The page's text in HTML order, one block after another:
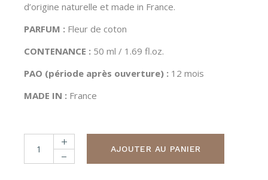
d’origine naturelle et made in France.
PARFUM : Fleur de coton
CONTENANCE : 50 ml / 1.69 fl.oz.
PAO (période après ouverture) : 12 mois
MADE IN : France
Crème excellence pro-âge quantity
AJOUTER AU PANIER